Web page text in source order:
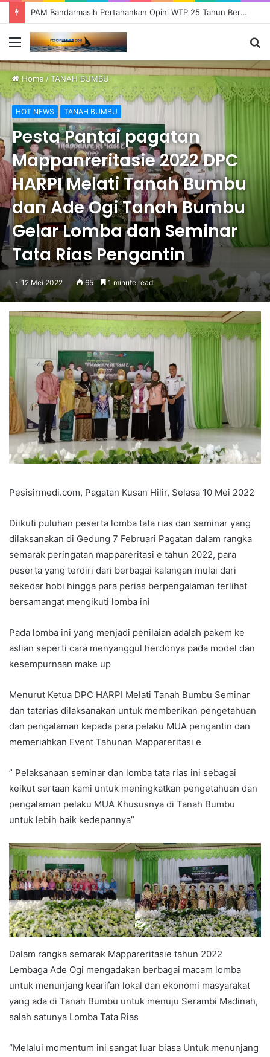
PAM Bandarmasih Pertahankan Opini WTP 25 Tahun Berturut-turut, Fokus Tingkatkan Pelayanan dan Transparansi
Menu
Home /TANAH BUMBU
HOT NEWS TANAH BUMBU
Pesta Pantai pagatan
Mappanreritasie 2022 DPC
HARPI Melati Tanah Bumbu
dan Ade Ogi Tanah Bumbu
Gelar Lomba dan Seminar
Tata Rias Pengantin
12 Mei 2022 65 1 minute read
Pesisirmedi.com, Pagatan Kusan Hilir, Selasa 10 Mei 2022
Diikuti puluhan peserta lomba tata rias dan seminar yang
dilaksanakan di Gedung 7 Februari Pagatan dalam rangka
semarak peringatan mappareritasi e tahun 2022, para
peserta yang terdiri dari berbagai kalangan mulai dari
sekedar hobi hingga para perias berpengalaman terlihat
bersamangat mengikuti lomba ini
Pada lomba ini yang menjadi penilaian adalah pakem ke
aslian seperti cara menyanggul herdonya pada model dan
kesempurnaan make up
Menurut Ketua DPC HARPI Melati Tanah Bumbu Seminar
dan tatarias dilaksanakan untuk memberikan pengetahuan
dan pengalaman kepada para pelaku MUA pengantin dan
memeriahkan Event Tahunan Mappareritasi e
” Pelaksanaan seminar dan lomba tata rias ini sebagai
keikut sertaan kami untuk meningkatkan pengetahuan dan
pengalaman pelaku MUA Khususnya di Tanah Bumbu
untuk lebih baik kedepannya”
Dalam rangka semarak Mappareritasie tahun 2022
Lembaga Ade Ogi mengadakan berbagai macam lomba
untuk menunjang kearifan lokal dan ekonomi masyarakat
yang ada di Tanah Bumbu untuk menuju Serambi Madinah,
salah satunya Lomba Tata Rias
“Melalui momentum ini sangat luar biasa Untuk menunjang